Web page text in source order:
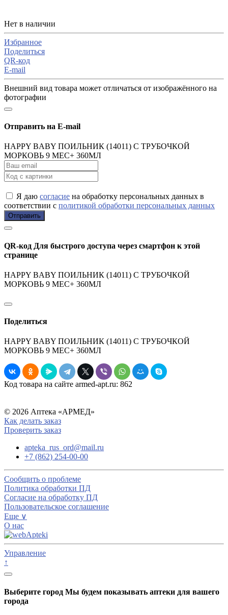
Нет в наличии
Избранное
Поделиться
QR-код
E-mail
Внешний вид товара может отличаться от изображённого на
фотографии
Отправить на E-mail
HAPPY BABY ПОИЛЬНИК (14011) С ТРУБОЧКОЙ
МОРКОВЬ 9 МЕС+ 360МЛ
Я даю согласие на обработку персональных данных в
соответствии с политикой обработки персональных данных
Отправить
QR-код Для быстрого доступа через смартфон к этой
странице
HAPPY BABY ПОИЛЬНИК (14011) С ТРУБОЧКОЙ
МОРКОВЬ 9 МЕС+ 360МЛ
Поделиться
HAPPY BABY ПОИЛЬНИК (14011) С ТРУБОЧКОЙ
МОРКОВЬ 9 МЕС+ 360МЛ
Код товара на сайте armed-apt.ru: 862
© 2026 Аптека «АРМЕД»
Как делать заказ
Проверить заказ
apteka_rus_ord@mail.ru
+7 (862) 254-00-00
Сообщить о проблеме
Политика обработки ПД
Согласие на обработку ПД
Пользовательское соглашение
Еще ∨
О нас
Управление
↑
Выберите город Мы будем показывать аптеки для вашего
города